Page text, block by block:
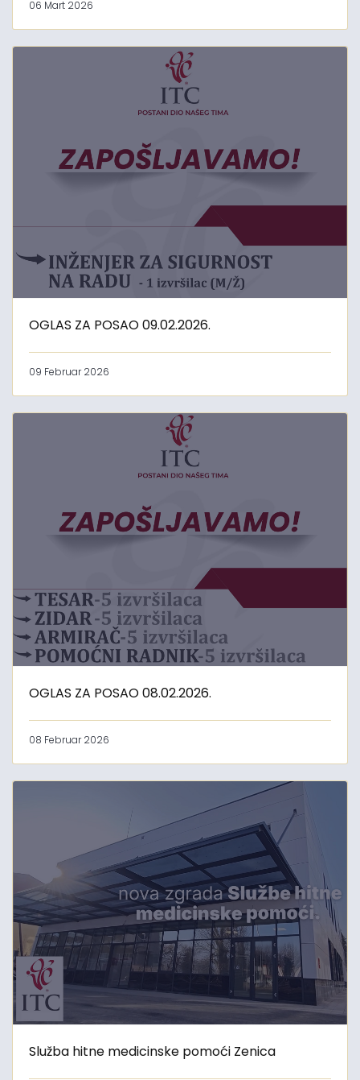
06 Mart 2026
OGLAS ZA POSAO 09.02.2026.
09 Februar 2026
OGLAS ZA POSAO 08.02.2026.
08 Februar 2026
Služba hitne medicinske pomoći Zenica